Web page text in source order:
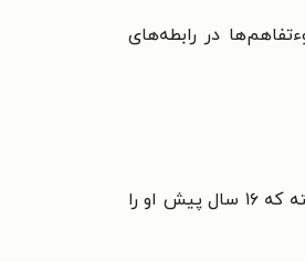
در رابطه‌های
دوستانی داشته که ۱۶ سال پیش او را